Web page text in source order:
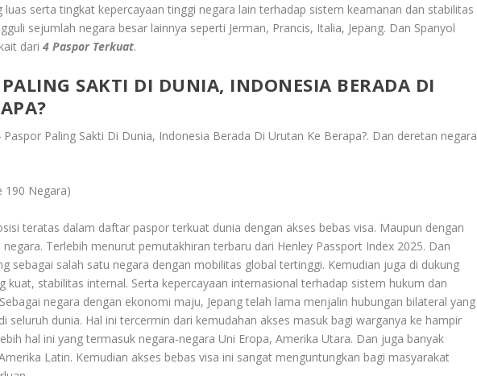
luas serta tingkat kepercayaan tinggi negara lain terhadap sistem keamanan dan stabilitas
sejumlah negara besar lainnya seperti Jerman, Prancis, Italia, Jepang. Dan Spanyol
dari4 Paspor Terkuat.
SAKTI DI DUNIA, INDONESIA BERADA DI
Paspor Paling Sakti Di Dunia, Indonesia Berada Di Urutan Ke Berapa?. Dan deretan negara
190 Negara)
teratas dalam daftar paspor terkuat dunia dengan akses bebas visa. Maupun dengan
Terlebih menurut pemutakhiran terbaru dari Henley Passport Index 2025. Dan
sebagai salah satu negara dengan mobilitas global tertinggi. Kemudian juga di dukung
kuat, stabilitas internal. Serta kepercayaan internasional terhadap sistem hukum dan
negara dengan ekonomi maju, Jepang telah lama menjalin hubungan bilateral yang
seluruh dunia. Hal ini tercermin dari kemudahan akses masuk bagi warganya ke hampir
hal ini yang termasuk negara-negara Uni Eropa, Amerika Utara. Dan juga banyak
Latin. Kemudian akses bebas visa ini sangat menguntungkan bagi masyarakat